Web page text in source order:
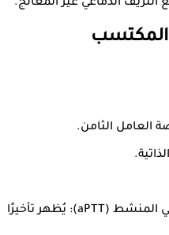
o اختبار زمن الثرومبوبلاستين الجزئي المنشط (aPTT): يُظهر تأخيرًا